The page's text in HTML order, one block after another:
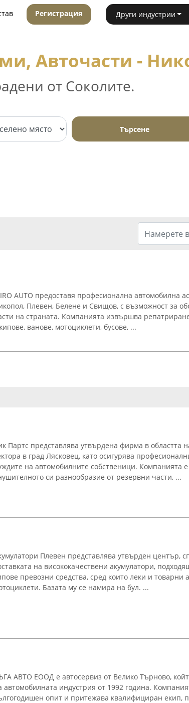
Регистрация Други индустрии
Авточасти -
от Соколите.
Търсене
AUTO предоставя професионална автомобилна
Плевен, Белене и Свищов, с възможност за
на страната. Компанията извършва
ванове, мотоциклети, бусове, ...
Партс представлява утвърдена фирма в областта
в град Лясковец, като осигурява
на автомобилните собственици. Компанията
си разнообразие от резервни части, ...
Плевен представлява утвърден център,
на висококачествени акумулатори,
превозни средства, сред които леки и товарни
Базата му се намира на бул. ...
АВТО ЕООД е автосервиз от Велико Търново,
автомобилната индустрия от 1992 година.
опит и притежава квалифициран екип,